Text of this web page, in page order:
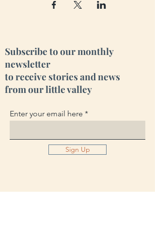
Subscribe to our monthly
newsletter
to receive stories and news
from our little valley
Enter your email here
Sign Up